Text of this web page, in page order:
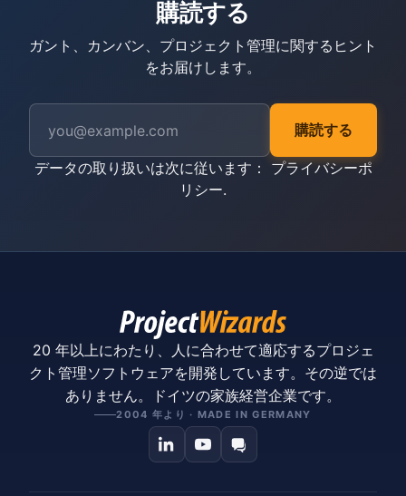
購読する
ガント、カンバン、プロジェクト管理に関するヒント
をお届けします。
購読する
データの取り扱いは次に従います： プライバシーポ
リシー.
20 年以上にわたり、人に合わせて適応するプロジェ
クト管理ソフトウェアを開発しています。その逆では
ありません。ドイツの家族経営企業です。
2004 年より · MADE IN GERMANY